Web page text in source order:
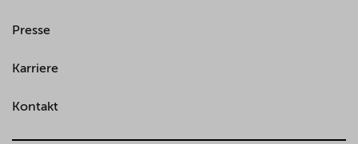
Presse
Karriere
Kontakt